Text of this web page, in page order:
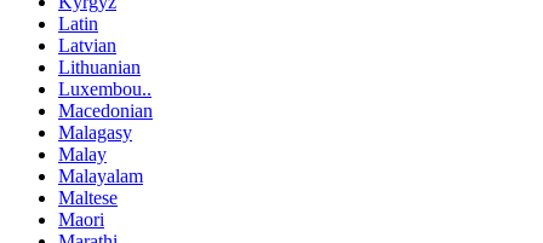
Latin
Latvian
Lithuanian
Luxembou..
Macedonian
Malagasy
Malay
Malayalam
Maltese
Maori